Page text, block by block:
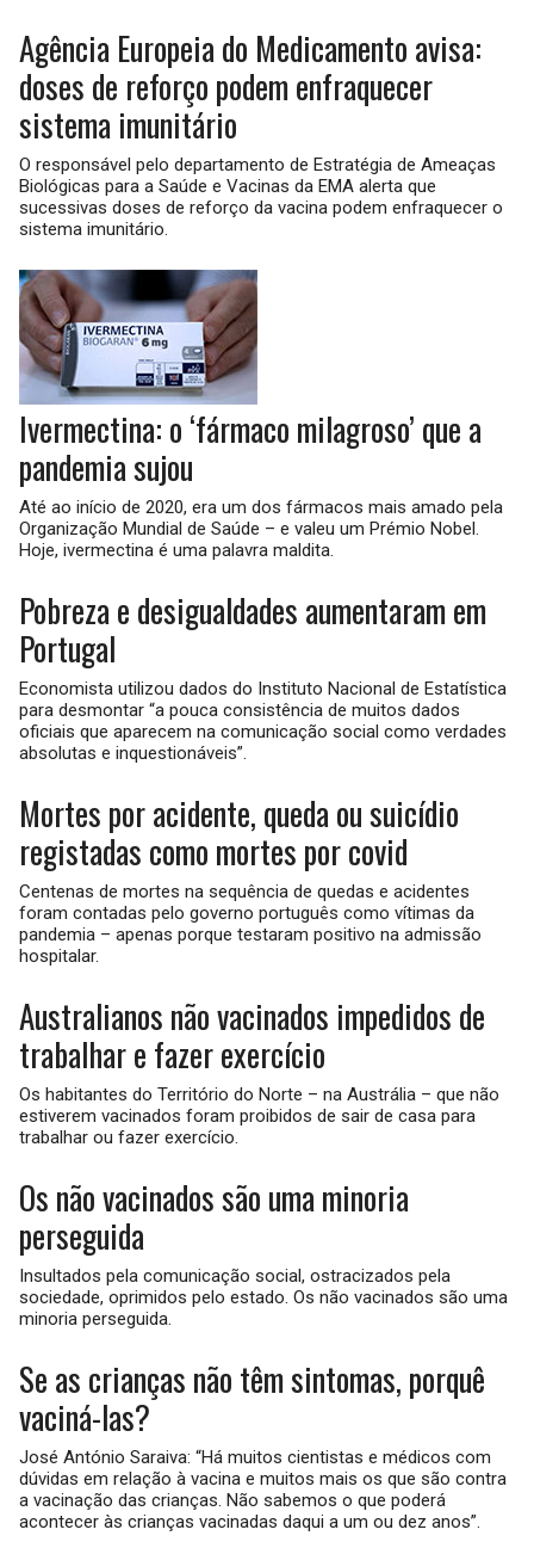
Agência Europeia do Medicamento avisa:
doses de reforço podem enfraquecer
sistema imunitário
O responsável pelo departamento de Estratégia de Ameaças
Biológicas para a Saúde e Vacinas da EMA alerta que
sucessivas doses de reforço da vacina podem enfraquecer o
sistema imunitário.
Ivermectina: o ‘fármaco milagroso’ que a
pandemia sujou
Até ao início de 2020, era um dos fármacos mais amado pela
Organização Mundial de Saúde – e valeu um Prémio Nobel.
Hoje, ivermectina é uma palavra maldita.
Pobreza e desigualdades aumentaram em
Portugal
Economista utilizou dados do Instituto Nacional de Estatística
para desmontar “a pouca consistência de muitos dados
oficiais que aparecem na comunicação social como verdades
absolutas e inquestionáveis”.
Mortes por acidente, queda ou suicídio
registadas como mortes por covid
Centenas de mortes na sequência de quedas e acidentes
foram contadas pelo governo português como vítimas da
pandemia – apenas porque testaram positivo na admissão
hospitalar.
Australianos não vacinados impedidos de
trabalhar e fazer exercício
Os habitantes do Território do Norte – na Austrália – que não
estiverem vacinados foram proibidos de sair de casa para
trabalhar ou fazer exercício.
Os não vacinados são uma minoria
perseguida
Insultados pela comunicação social, ostracizados pela
sociedade, oprimidos pelo estado. Os não vacinados são uma
minoria perseguida.
Se as crianças não têm sintomas, porquê
vaciná-las?
José António Saraiva: “Há muitos cientistas e médicos com
dúvidas em relação à vacina e muitos mais os que são contra
a vacinação das crianças. Não sabemos o que poderá
acontecer às crianças vacinadas daqui a um ou dez anos”.